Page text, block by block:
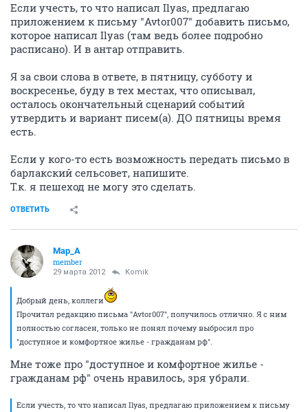
Если учесть, то что написал Ilyas, предлагаю
приложением к письму "Avtor007" добавить письмо,
которое написал Ilyas (там ведь более подробно
расписано). И в антар отправить.
Я за свои слова в ответе, в пятницу, субботу и
воскресенье, буду в тех местах, что описывал,
осталось окончательный сценарий событий
утвердить и вариант писем(а). ДО пятницы время
есть.
Если у кого-то есть возможность передать письмо в
барлакский сельсовет, напишите.
Т.к. я пешеход не могу это сделать.
ОТВЕТИТЬ
Мар_А
member
29 марта 2012 Komik
Добрый день, коллеги
Прочитал редакцию письма "Avtor007", получилось отлично. Я с ним
полностью согласен, только не понял почему выбросил про
"доступное и комфортное жилье - гражданам рф".
Мне тоже про "доступное и комфортное жилье -
гражданам рф" очень нравилось, зря убрали.
Если учесть, то что написал Ilyas, предлагаю приложением к письму